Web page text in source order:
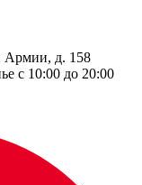
Армии, д. 158
с 10:00 до 20:00